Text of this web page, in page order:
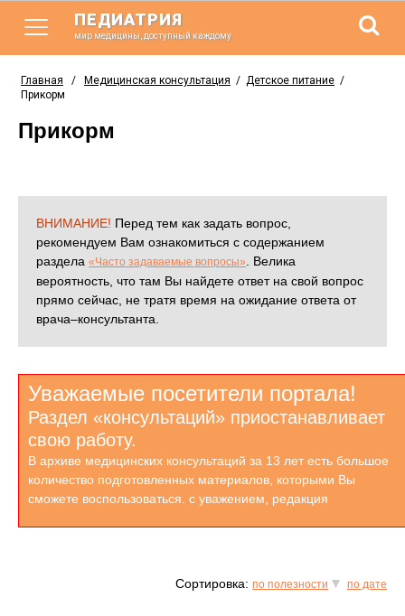
ПЕДИАТРИЯ
мир медицины, доступный каждому
Главная / Медицинская консультация / Детское питание /
Прикорм
Прикорм
ВНИМАНИЕ! Перед тем как задать вопрос,
рекомендуем Вам ознакомиться с содержанием
раздела «Часто задаваемые вопросы»
. Велика
вероятность, что там Вы найдете ответ на свой вопрос
прямо сейчас, не тратя время на ожидание ответа от
врача–консультанта.
Уважаемые посетители портала!
Раздел «консультаций» приостанавливает
свою работу.
В архиве медицинских консультаций за 13 лет есть большое
количество подготовленных материалов, которыми Вы
сможете воспользоваться. с уважением, редакция
Сортировка: по полезности по дате